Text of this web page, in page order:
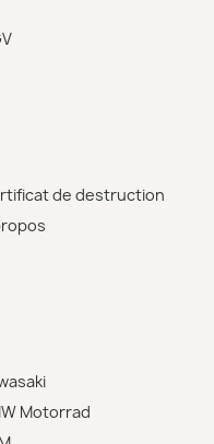
de destruction
Motorrad